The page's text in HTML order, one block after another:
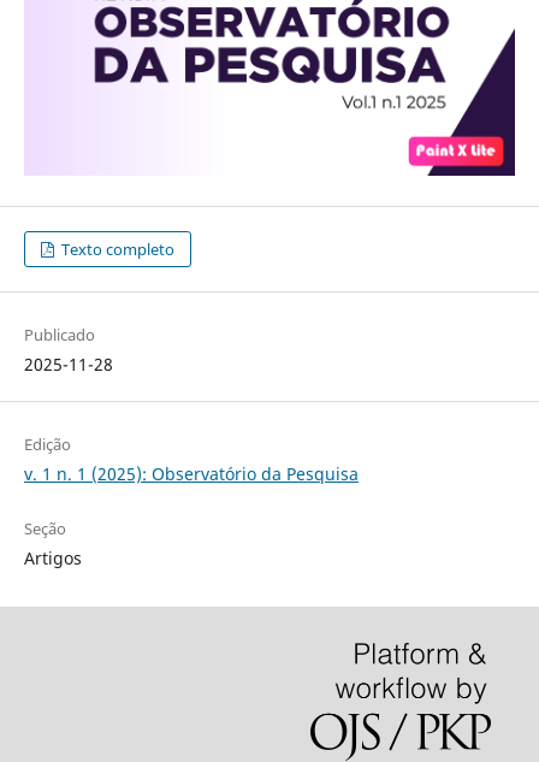
Texto completo
Publicado
2025-11-28
Edição
v. 1 n. 1 (2025): Observatório da Pesquisa
Seção
Artigos